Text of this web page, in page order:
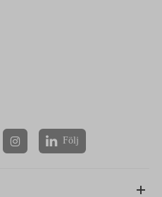
 Följ